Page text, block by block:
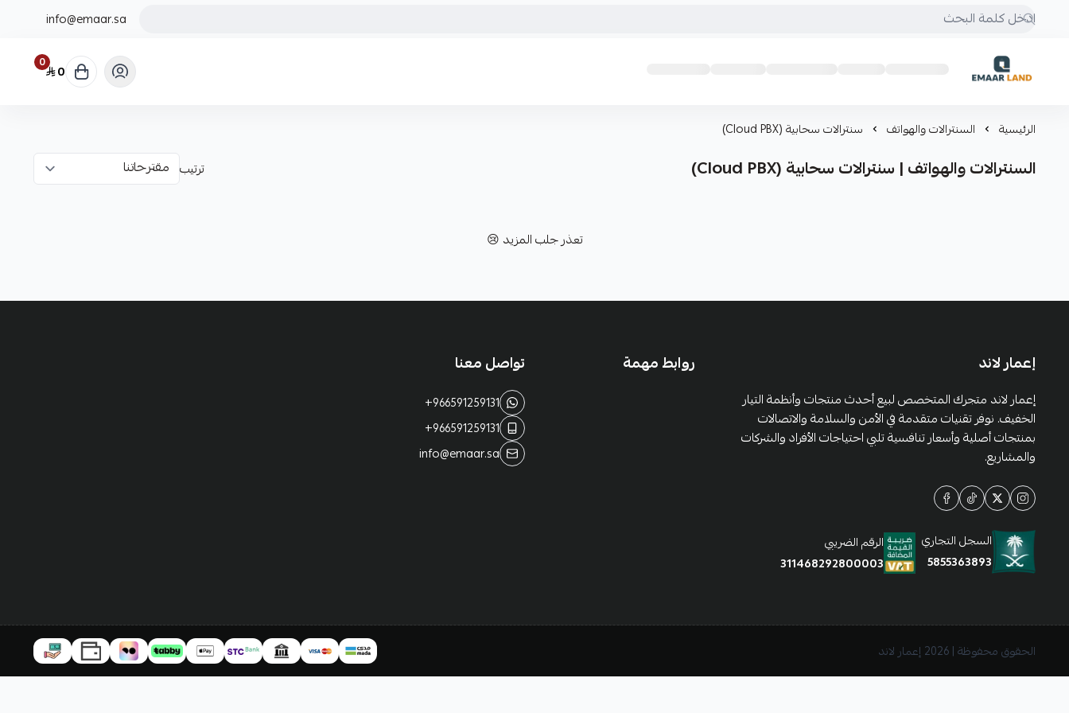
info@emaar.sa
إعمار لاند
0 0
الرئيسية السنترالات والهواتف سنترالات سحابية (Cloud PBX)
السنترالات والهواتف | سنترالات سحابية (Cloud PBX) ترتيب
تعذر جلب المزيد 😢
إعمار لاند
إعمار لاند متجرك المتخصص لبيع أحدث منتجات وأنظمة التيار
الخفيف. نوفر تقنيات متقدمة في الأمن والسلامة والاتصالات
بمنتجات أصلية وأسعار تنافسية تلبي احتياجات الأفراد والشركات
والمشاريع.
السجل التجاري
5855363893
الرقم الضريبي
311468292800003
روابط مهمة تواصل معنا
+966591259131
+966591259131
info@emaar.sa
الحقوق محفوظة | 2026 إعمار لاند